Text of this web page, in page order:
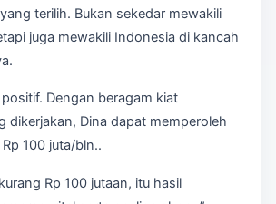
terilih. Bukan sekedar mewakili
juga mewakili Indonesia di kancah
Dengan beragam kiat
dikerjakan, Dina dapat memperoleh
100 juta/bln..
Rp 100 jutaan, itu hasil